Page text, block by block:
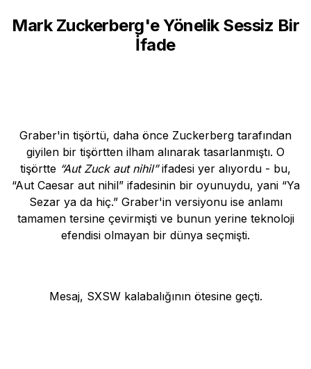
Mark Zuckerberg'e Yönelik Sessiz Bir
İfade
Graber'in tişörtü, daha önce Zuckerberg tarafından
giyilen bir tişörtten ilham alınarak tasarlanmıştı. O
tişörtte “Aut Zuck aut nihil”ifadesi yer alıyordu - bu,
“Aut Caesar aut nihil” ifadesinin bir oyunuydu, yani “Ya
Sezar ya da hiç.” Graber'in versiyonu ise anlamı
tamamen tersine çevirmişti ve bunun yerine teknoloji
efendisi olmayan bir dünya seçmişti.
Mesaj, SXSW kalabalığının ötesine geçti.